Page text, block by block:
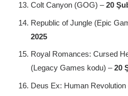
Colt Canyon (GOG) –20
Republic of Jungle (Epic
2025
Royal Romances: Cursed
(Legacy Games kodu) –20
Deus Ex: Human